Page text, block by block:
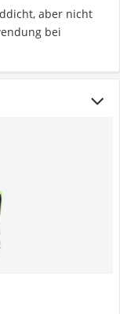
aber nicht
bei